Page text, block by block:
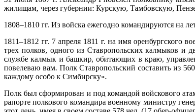
жилищам, через губернии: Курскую, Тамбовскую,
1808–1810 гг. Из войска ежегодно командируются на
1811–1812 гг. 7 апреля 1811 г. на имя оренбургского
трех полков, одного из Ставропольских калмыков и
службе калмык и башкир, обитающих в краю,
повелеваю вам. Полк Ставропольский составить из
каждому особо к Симбирску».
Полк был сформирован и под командой войскового
рапорте полкового командира военному министру